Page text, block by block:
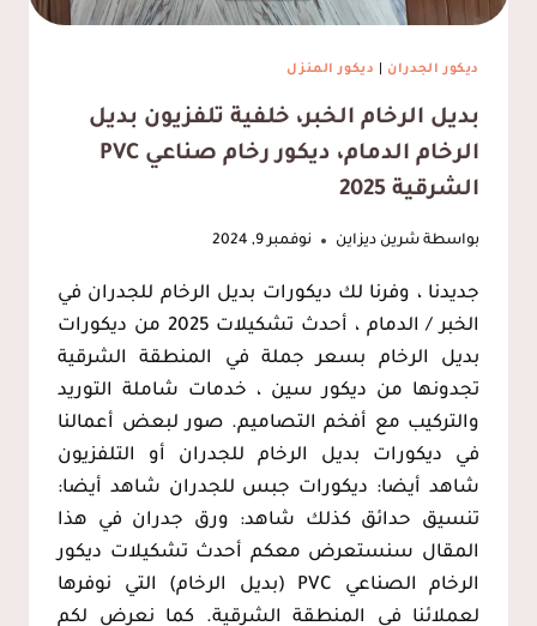
ديكور الجدران ديكور المنزل
بديل الرخام الخبر، خلفية تلفزيون بديل
الرخام الدمام، ديكور رخام صناعي PVC
الشرقية 2025
بواسطة شرين ديزاين نوفمبر 9, 2024
جديدنا ، وفرنا لك ديكورات بديل الرخام للجدران في
الخبر / الدمام ، أحدث تشكيلات 2025 من ديكورات
بديل الرخام بسعر جملة في المنطقة الشرقية
تجدونها من ديكور سين ، خدمات شاملة التوريد
والتركيب مع أفخم التصاميم. صور لبعض أعمالنا
في ديكورات بديل الرخام للجدران أو التلفزيون
شاهد أيضا: ديكورات جبس للجدران شاهد أيضا:
تنسيق حدائق كذلك شاهد: ورق جدران في هذا
المقال سنستعرض معكم أحدث تشكيلات ديكور
الرخام الصناعي PVC (بديل الرخام) التي نوفرها
لعملائنا في المنطقة الشرقية. كما نعرض لكم